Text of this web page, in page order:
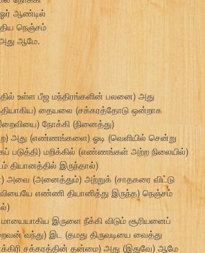
ஓர் ஆண்டில்
நெஞ்சம்
ஆமே.
உள்ள பீஜ மந்திரங்களின் பலனை) அது
தையலை (சக்கரத்தோடு ஒன்றாக
நோக்கி (நினைத்து)
அது (எண்ணங்களை) ஓடி (வெளியில் சென்று
படுத்தி) மறிக்கில் (எண்ணங்கள் அற்ற நிலையில்)
தியானத்தில் இருந்தால்)
அவை (அனைத்தும்) அற்றுக் (சாதகரை விட்டு
எண்ணி தியானித்து இருந்த) நெஞ்சம்
இருளை நீக்கி விடும் சூரியனைப்
வந்து) இட (தமது திருவடியை வைத்து
சக்கரத்தின் தன்மை) அது (இதுவே) ஆமே